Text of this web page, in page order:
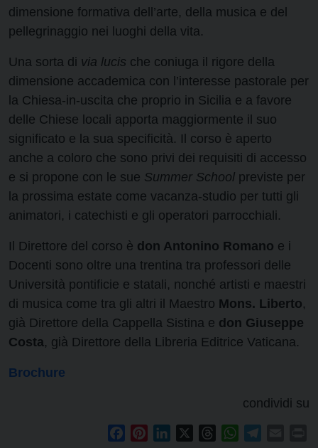
dimensione formativa dell’arte, della musica e del
pellegrinaggio nei luoghi della vita.
Una sorta di via lucis che coniuga il rigore della
dimensione accademica con l’interesse pastorale per
la Chiesa-in-uscita che proprio in Sicilia e a favore
delle Chiese locali apporta maggiormente il suo
significato e la sua specificità. Il corso è aperto
anche a coloro che sono privi dei requisiti di accesso
e si propone con le sue Summer School previste per
la prossima estate come vacanza-studio per tutti gli
animatori, i catechisti e gli operatori parrocchiali.
Il Direttore del corso è don Antonino Romano e i
Docenti sono oltre una trentina tra professori delle
Università pontificie e statali, nonché artisti e maestri
di musica come tra gli altri il Maestro Mons. Liberto,
già Direttore della Cappella Sistina e don Giuseppe
Costa, già Direttore della Libreria Editrice Vaticana.
Brochure
condividi su
FacebookPinterestLinkedIn ThreadsWhatsApp